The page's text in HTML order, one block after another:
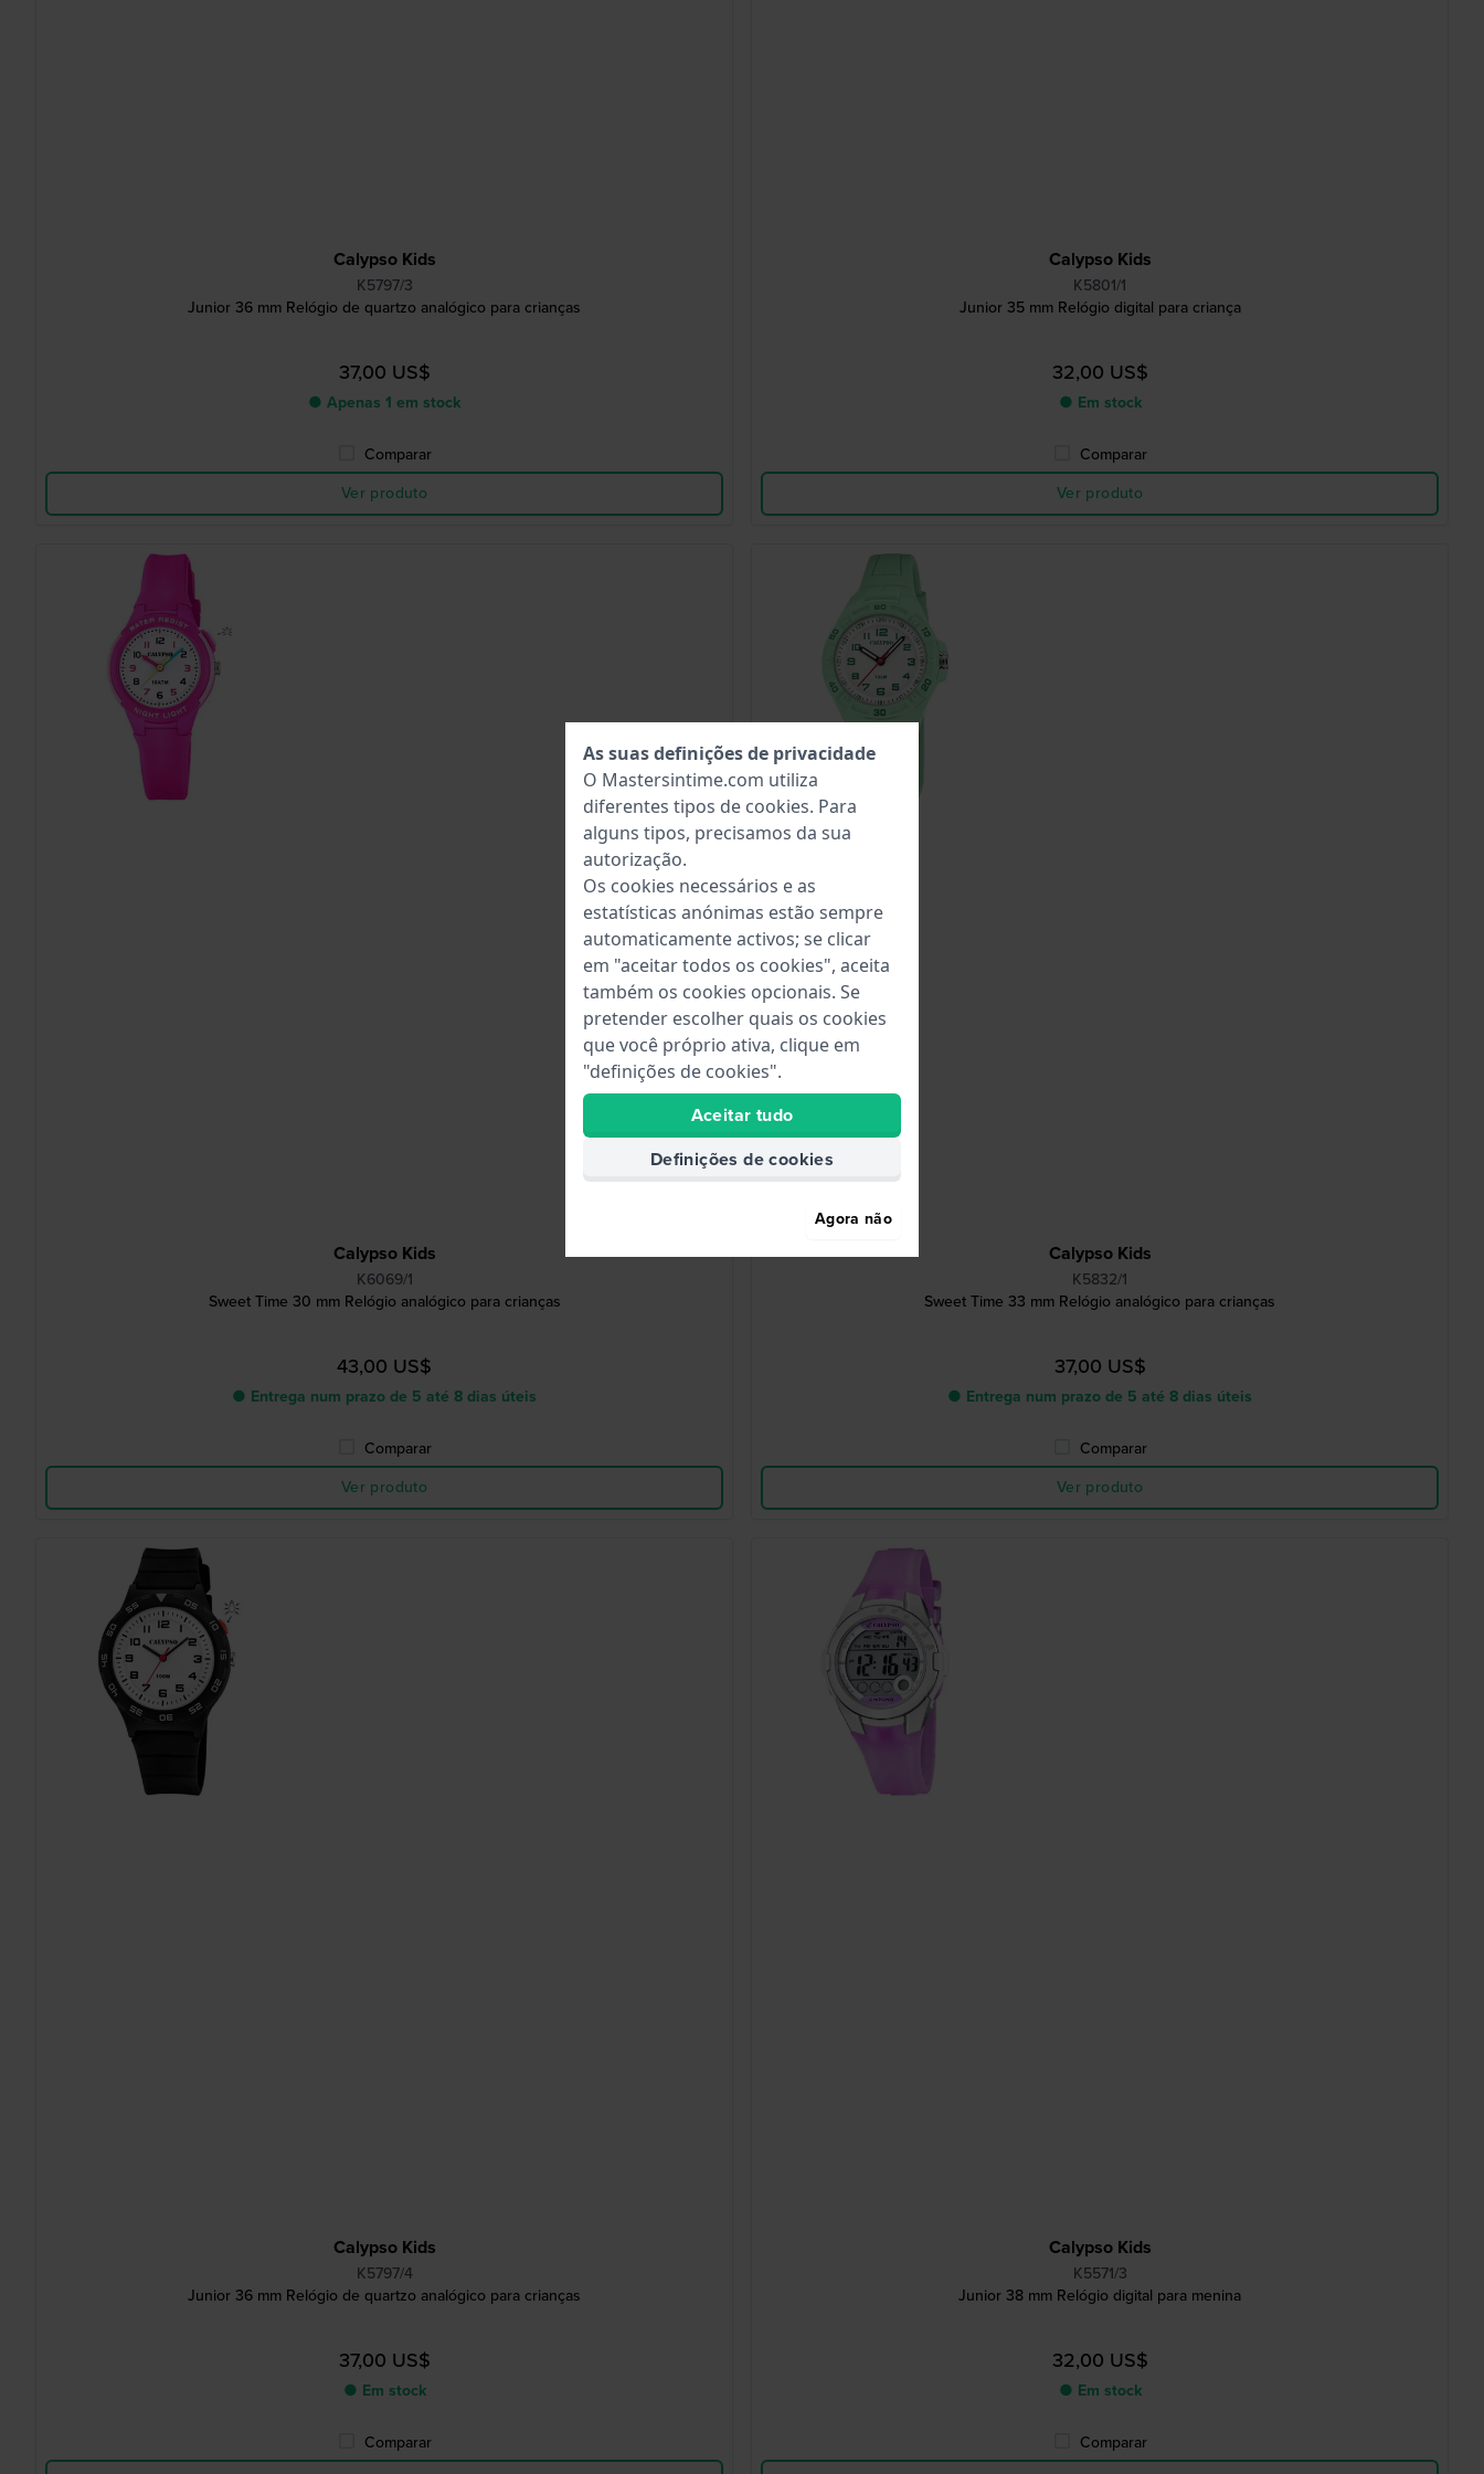
Calypso Kids
K5797/3
Junior 36 mm Relógio de quartzo analógico para crianças
37,00 US$
● Apenas 1 em stock
Comparar
Ver produto
Calypso Kids
K5801/1
Junior 35 mm Relógio digital para criança
32,00 US$
● Em stock
Comparar
Ver produto
Calypso Kids
K6069/1
Sweet Time 30 mm Relógio analógico para crianças
43,00 US$
● Entrega num prazo de 5 até 8 dias úteis
Comparar
Ver produto
Calypso Kids
K5832/1
Sweet Time 33 mm Relógio analógico para crianças
37,00 US$
● Entrega num prazo de 5 até 8 dias úteis
Comparar
Ver produto
Calypso Kids
K5797/4
Junior 36 mm Relógio de quartzo analógico para crianças
37,00 US$
● Em stock
Comparar
Calypso Kids
K5571/3
Junior 38 mm Relógio digital para menina
32,00 US$
● Em stock
Comparar
As suas definições de privacidade
O Mastersintime.com utiliza
diferentes tipos de cookies. Para
alguns tipos, precisamos da sua
autorização.
Os cookies necessários e as
estatísticas anónimas estão sempre
automaticamente activos; se clicar
em "aceitar todos os cookies", aceita
também os cookies opcionais. Se
pretender escolher quais os cookies
que você próprio ativa, clique em
"definições de cookies".
Aceitar tudo
Definições de cookies
Agora não